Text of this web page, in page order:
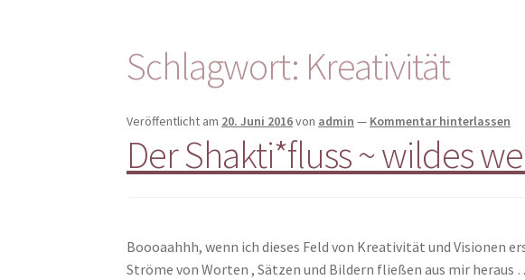
Schlagwort: Kreativität
Veröffentlicht am 20. Juni 2016von admin — Kommentar hinterlassen
Der Shakti*fluss ~ wildes
Boooaahhh, wenn ich dieses Feld von Kreativität und Visionen
Ströme von Worten , Sätzen und Bildern fließen aus mir